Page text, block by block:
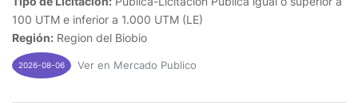
100 UTM e inferior a 1.000 UTM (LE)
Región: Region del Biobio
2026-08-06 Ver en Mercado Publico